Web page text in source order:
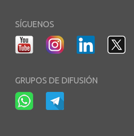
SÍGUENOS
GRUPOS DE DIFUSIÓN